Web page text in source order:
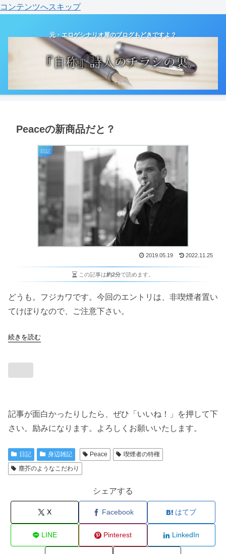
コンテンツへスキップ
元・エロゲシナリオ屋のブログもどきですよ？
Peaceの新商品だと？
日記
2019.05.19 2022.11.25
この記事は約2分で読めます。
どうも。フジカワです。今回のエントリは、非喫煙者置い
てけぼりなので、ご注意下さい。
続きを読む
記事が面白かったりしたら、ぜひ「いいね！」を押して下
さい。励みになります。よろしくお願いいたします。
日記 身辺雑記 Peace
喫煙者の特権
塵芥のようなこだわり
シェアする
X Facebook はてブ
LINE Pinterest LinkedIn